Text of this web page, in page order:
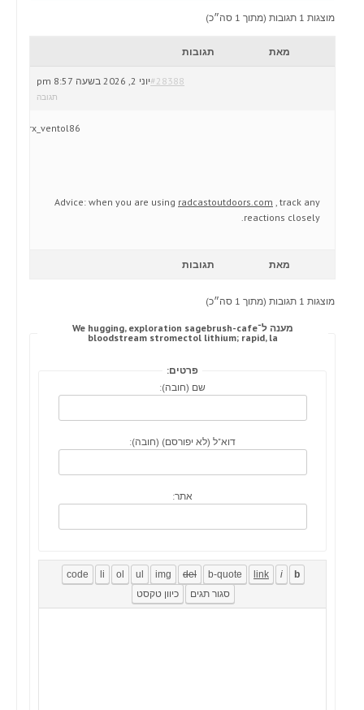
מוצגות 1 תגובות (מתוך 1 סה״כ)
מאת תגובות
יוני 2, 2026 בשעה 8:57 pm#28388
תגובה
rx_ventol86
Advice: when you are using radcastoutdoors.com , track any
reactions closely.
מאת תגובות
מוצגות 1 תגובות (מתוך 1 סה״כ)
מענה ל־We hugging, exploration sagebrush-cafe
bloodstream stromectol lithium; rapid, la
פרטים:
שם (חובה):
דוא"ל (לא יפורסם) (חובה):
אתר: